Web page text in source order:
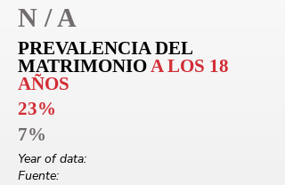
N / A
PREVALENCIA DEL
MATRIMONIOA LOS 18
AÑOS
23%
7%
Year of data:
Fuente: